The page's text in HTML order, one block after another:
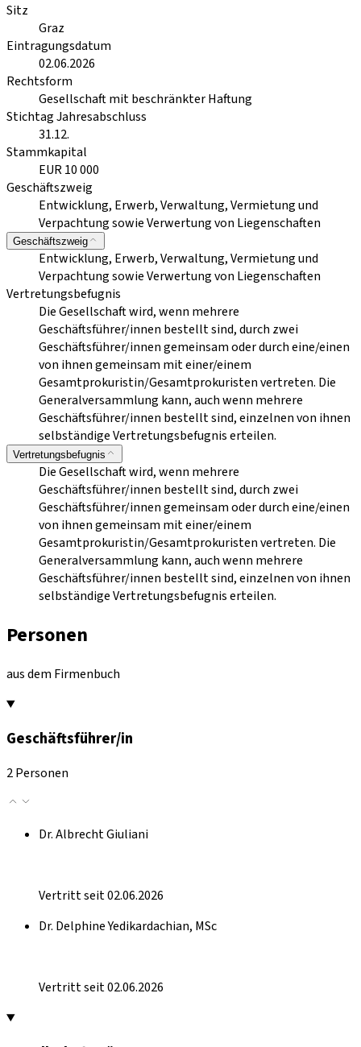
Sitz
Graz
Eintragungsdatum
02.06.2026
Rechtsform
Gesellschaft mit beschränkter Haftung
Stichtag Jahresabschluss
31.12.
Stammkapital
EUR 10 000
Geschäftszweig
Entwicklung, Erwerb, Verwaltung, Vermietung und
Verpachtung sowie Verwertung von Liegenschaften
Geschäftszweig
Entwicklung, Erwerb, Verwaltung, Vermietung und
Verpachtung sowie Verwertung von Liegenschaften
Vertretungsbefugnis
Die Gesellschaft wird, wenn mehrere
Geschäftsführer/innen bestellt sind, durch zwei
Geschäftsführer/innen gemeinsam oder durch eine/einen
von ihnen gemeinsam mit einer/einem
Gesamtprokuristin/Gesamtprokuristen vertreten. Die
Generalversammlung kann, auch wenn mehrere
Geschäftsführer/innen bestellt sind, einzelnen von ihnen
selbständige Vertretungsbefugnis erteilen.
Vertretungsbefugnis
Die Gesellschaft wird, wenn mehrere
Geschäftsführer/innen bestellt sind, durch zwei
Geschäftsführer/innen gemeinsam oder durch eine/einen
von ihnen gemeinsam mit einer/einem
Gesamtprokuristin/Gesamtprokuristen vertreten. Die
Generalversammlung kann, auch wenn mehrere
Geschäftsführer/innen bestellt sind, einzelnen von ihnen
selbständige Vertretungsbefugnis erteilen.
Personen
aus dem Firmenbuch
Geschäftsführer/in
2 Personen
Dr. Albrecht Giuliani
Vertritt seit 02.06.2026
Dr. Delphine Yedikardachian, MSc
Vertritt seit 02.06.2026